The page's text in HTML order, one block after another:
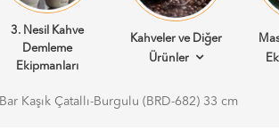
3. Nesil Kahve
Demleme
Ekipmanları
Kahveler ve Diğer
Ürünler
Bar Kaşık Çatallı-Burgulu (BRD-682) 33 cm